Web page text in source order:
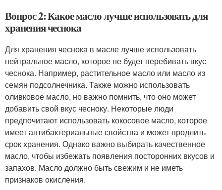
Вопрос 2: Какое масло лучше использовать для
хранения чеснока
Для хранения чеснока в масле лучше использовать
нейтральное масло, которое не будет перебивать вкус
чеснока. Например, растительное масло или масло из
семян подсолнечника. Также можно использовать
оливковое масло, но важно помнить, что оно может
добавить свой вкус чесноку. Некоторые люди
предпочитают использовать кокосовое масло, которое
имеет антибактериальные свойства и может продлить
срок хранения. Однако важно выбирать качественное
масло, чтобы избежать появления посторонних вкусов и
запахов. Масло должно быть свежим и не иметь
признаков окисления.